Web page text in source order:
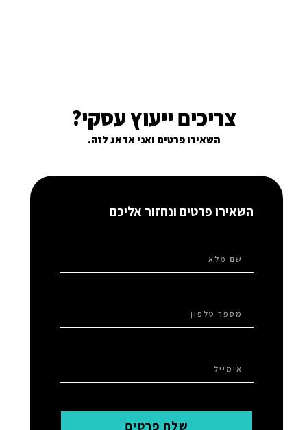
צריכים ייעוץ עסקי?
השאירו פרטים ואני אדאג לזה.
השאירו פרטים ונחזור אליכם
שלח פרטים